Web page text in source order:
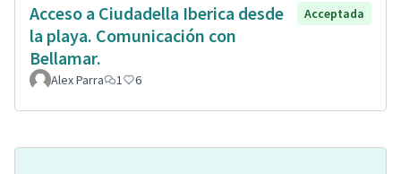
Acceso a Ciudadella Iberica desde
la playa. Comunicación con
Bellamar.
Acceptada
Alex Parra 1 6